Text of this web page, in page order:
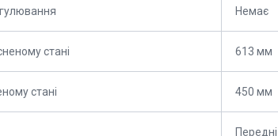
Немає
стані 613 мм
стані 450 мм
Передні